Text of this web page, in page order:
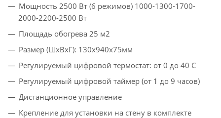
Мощность 2500 Вт (6 режимов) 1000-1300-1700-
2000-2200-2500 Вт
Площадь обогрева 25 м2
Размер (ШхВхГ): 130х940х75мм
Регулируемый цифровой термостат: от 0 до 40 С
Регулируемый цифровой таймер (от 1 до 9 часов)
Дистанционное управление
Крепление для установки на стену в комплекте